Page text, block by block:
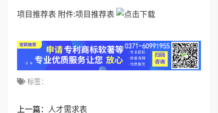
项目推荐表 附件:项目推荐表
标签：
上一篇： 人才需求表